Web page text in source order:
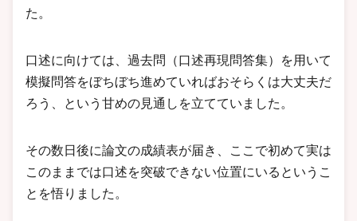
た。
口述に向けては、過去問（口述再現問答集）を用いて
模擬問答をぼちぼち進めていればおそらくは大丈夫だ
ろう、という甘めの見通しを立てていました。
その数日後に論文の成績表が届き、ここで初めて実は
このままでは口述を突破できない位置にいるというこ
とを悟りました。